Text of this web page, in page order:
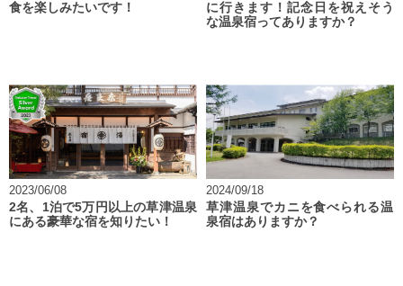
食を楽しみたいです！
に行きます！記念日を祝えそう
な温泉宿ってありますか？
2023/06/08
2名、1泊で5万円以上の草津温泉
にある豪華な宿を知りたい！
2024/09/18
草津温泉でカニを食べられる温
泉宿はありますか？